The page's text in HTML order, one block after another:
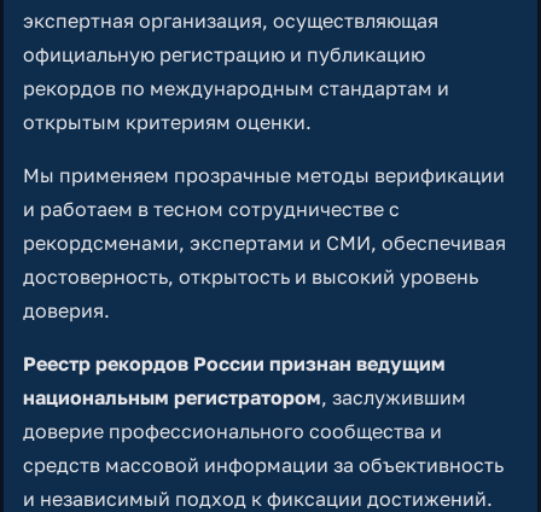
экспертная организация, осуществляющая
официальную регистрацию и публикацию
рекордов по международным стандартам и
открытым критериям оценки.
Мы применяем прозрачные методы верификации
и работаем в тесном сотрудничестве с
рекордсменами, экспертами и СМИ, обеспечивая
достоверность, открытость и высокий уровень
доверия.
Реестр рекордов России признан ведущим
национальным регистратором, заслужившим
доверие профессионального сообщества и
средств массовой информации за объективность
и независимый подход к фиксации достижений.